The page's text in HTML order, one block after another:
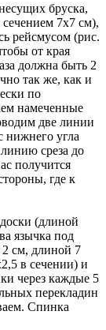
бруска,
7х7 см),
рейсмусом (рис.
от края
должна быть 2
так же, как и
по
намеченные
две линии
нижнего угла
среза до
получится
где к
(длиной
язычка под
2 см, длиной 7
в сечении) и
через каждые 5
перекладин
Спинка